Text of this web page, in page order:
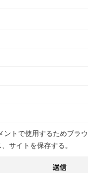
ントで使用するためブラ
サイトを保存する。